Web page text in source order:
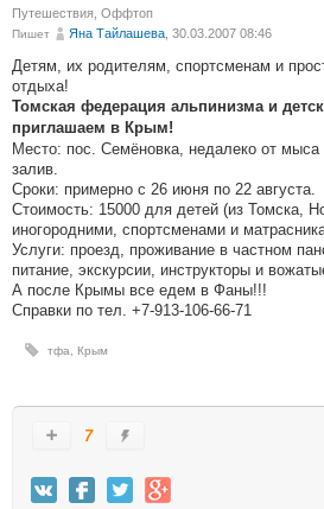
Путешествия Оффтоп
Пишет Яна Тайлашева , 30.03.2007 08:46
Детям, их родителям, спортсменам и
отдыха!
Томская федерация альпинизма и
приглашаем в Крым!
Место: пос. Семёновка, недалеко от мыса
залив.
Сроки: примерно с 26 июня по 22 августа.
Стоимость: 15000 для детей (из Томска,
иногородними, спортсменами и
Услуги: проезд, проживание в частном
питание, экскурсии, инструкторы и
А после Крымы все едем в Фаны!!!
Справки по тел. +7-913-106-66-71
тфа Крым
7